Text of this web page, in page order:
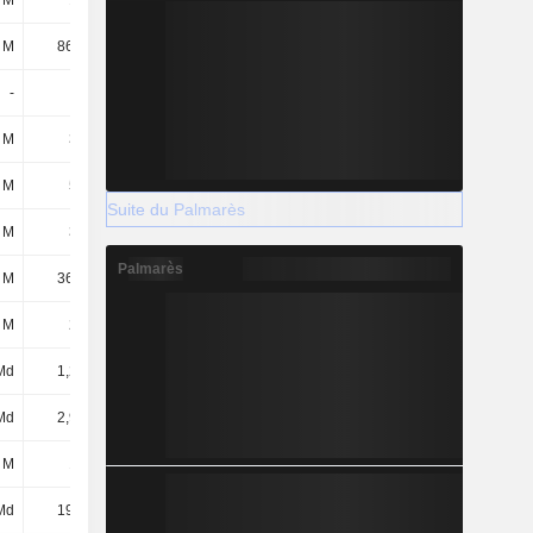
86,46 M
-
331 M
558 M
344 M 435 M 487 M
36,52 M 32,21 M
249 M
1,23 Md
2,98 Md
141 M 141 M 141 M
19,5 Md
Suite du Palmarès
Palmarès